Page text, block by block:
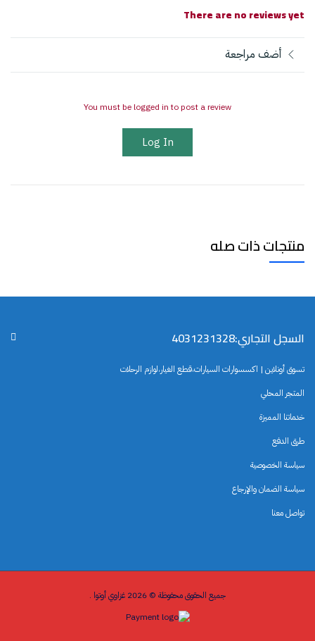
There are no reviews yet
أضف مراجعة
You must be logged in to post a review
Log In
منتجات ذات صله
السجل التجاري:4031231328
تسوق أونلاين | اكسسوارات السيارات،قطع الغيار،لوازم الرحلات
المتجر المحلي
خدماتنا المميزة
طرق الدفع
سياسة الخصوصية
سياسة الضمان والإرجاع
تواصل معنا
جميع الحقوق محفوظة © 2026 غزاوي أوتوا .